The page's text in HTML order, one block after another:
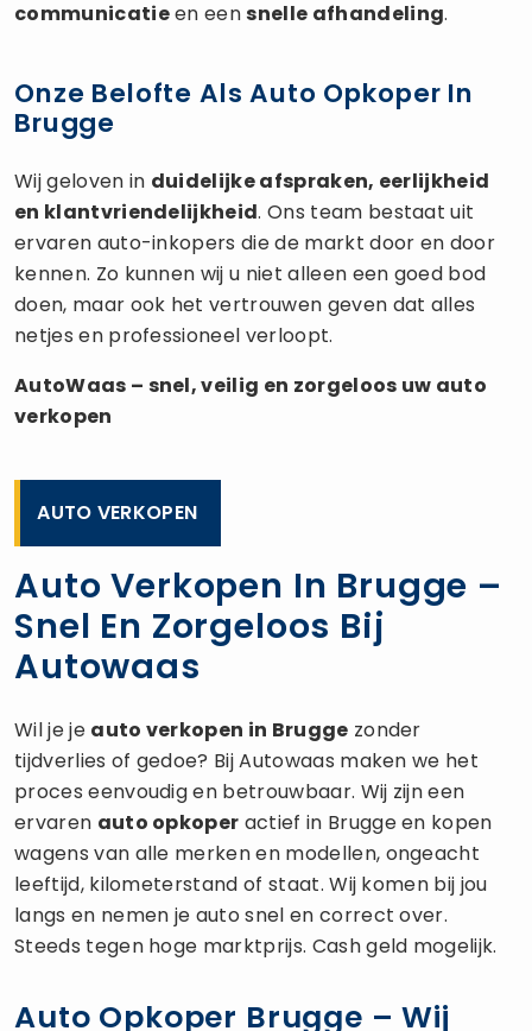
communicatieen eensnelle afhandeling.
Onze Belofte Als Auto Opkoper In
Brugge
Wij geloven in duidelijke afspraken, eerlijkheid
en klantvriendelijkheid. Ons team bestaat uit
ervaren auto-inkopers die de markt door en door
kennen. Zo kunnen wij u niet alleen een goed bod
doen, maar ook het vertrouwen geven dat alles
netjes en professioneel verloopt.
AutoWaas – snel, veilig en zorgeloos uw auto
verkopen
AUTO VERKOPEN
Auto Verkopen In Brugge –
Snel En Zorgeloos Bij
Autowaas
Wil je je auto verkopen in Brugge zonder
tijdverlies of gedoe? Bij Autowaas maken we het
proces eenvoudig en betrouwbaar. Wij zijn een
ervaren auto opkoper actief in Brugge en kopen
wagens van alle merken en modellen, ongeacht
leeftijd, kilometerstand of staat. Wij komen bij jou
langs en nemen je auto snel en correct over.
Steeds tegen hoge marktprijs. Cash geld mogelijk.
Auto Opkoper Brugge – Wij